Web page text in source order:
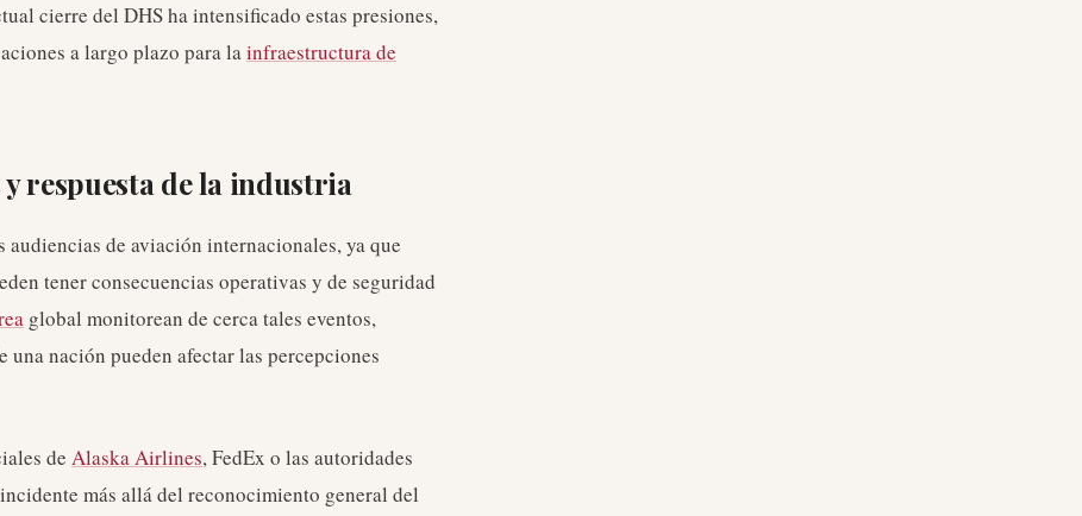
cierre del DHS ha intensificado estas presiones,
a largo plazo para lainfraestructura de
respuesta de la industria
de aviación internacionales, ya que
tener consecuencias operativas y de seguridad
global monitorean de cerca tales eventos,
una nación pueden afectar las percepciones
de Alaska Airlines, FedEx o las autoridades
más allá del reconocimiento general del